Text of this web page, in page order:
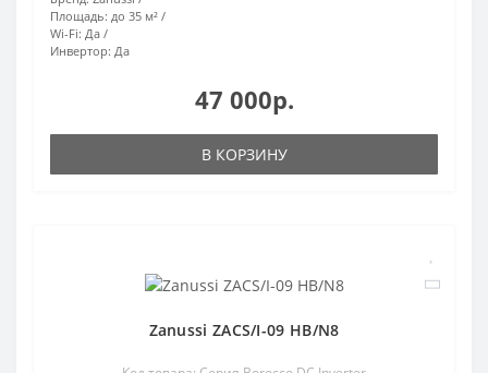
Площадь: до 35 м²
Wi-Fi: Да
Инвертор: Да
47 000р.
В КОРЗИНУ
Zanussi ZACS/I-09 HB/N8